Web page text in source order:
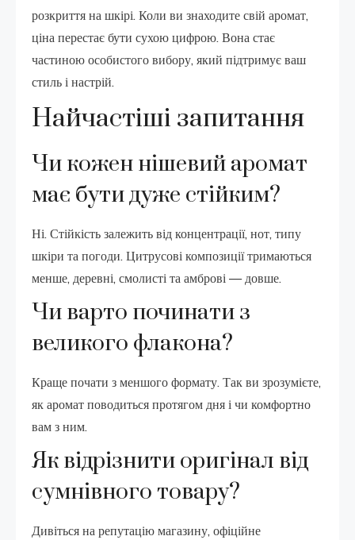
розкриття на шкірі. Коли ви знаходите свій аромат,
ціна перестає бути сухою цифрою. Вона стає
частиною особистого вибору, який підтримує ваш
стиль і настрій.
Найчастіші запитання
Чи кожен нішевий аромат
має бути дуже стійким?
Ні. Стійкість залежить від концентрації, нот, типу
шкіри та погоди. Цитрусові композиції тримаються
менше, деревні, смолисті та амброві — довше.
Чи варто починати з
великого флакона?
Краще почати з меншого формату. Так ви зрозумієте,
як аромат поводиться протягом дня і чи комфортно
вам з ним.
Як відрізнити оригінал від
сумнівного товару?
Дивіться на репутацію магазину, офіційне